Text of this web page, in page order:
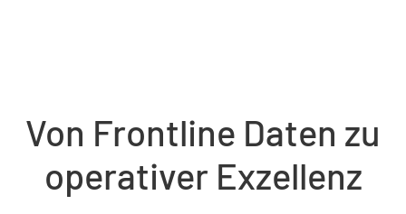
Von Frontline Daten zu
operativer Exzellenz